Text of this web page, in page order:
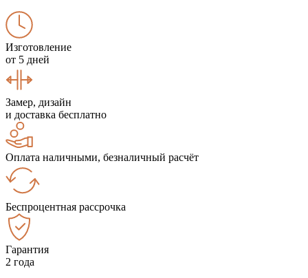
Изготовление
от 5 дней
Замер, дизайн
и доставка бесплатно
Оплата наличными, безналичный расчёт
Беспроцентная рассрочка
Гарантия
2 года